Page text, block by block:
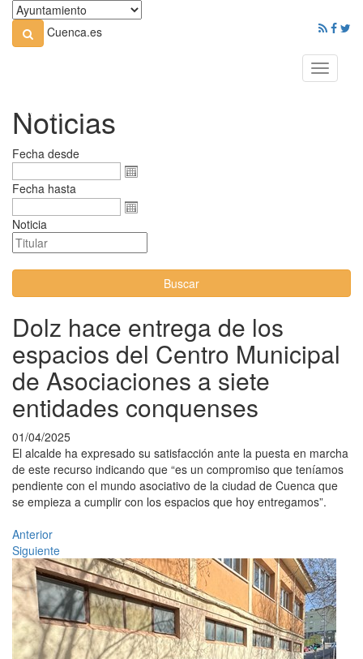
Cuenca.es
Toggle
Noticias
Fecha desde
Fecha hasta
Noticia
Buscar
Dolz hace entrega de los
espacios del Centro Municipal
de Asociaciones a siete
entidades conquenses
01/04/2025
El alcalde ha expresado su satisfacción ante la puesta en marcha
de este recurso indicando que “es un compromiso que teníamos
pendiente con el mundo asociativo de la ciudad de Cuenca que
se empieza a cumplir con los espacios que hoy entregamos”.
Anterior
Siguiente